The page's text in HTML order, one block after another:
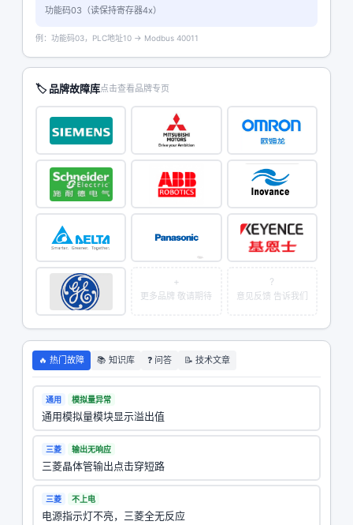
功能码03（读保持寄存器4x）
例：功能码03，PLC地址10 → Modbus 40011
🏷 品牌故障库点击查看品牌专页
+
更多品牌 敬请期待
?
意见反馈 告诉我们
🔥 热门故障 📚 知识库 ❓ 问答 📝 技术文章
通用 模拟量异常
通用模拟量模块显示溢出值
三菱 输出无响应
三菱晶体管输出点击穿短路
三菱 不上电
电源指示灯不亮，三菱全无反应